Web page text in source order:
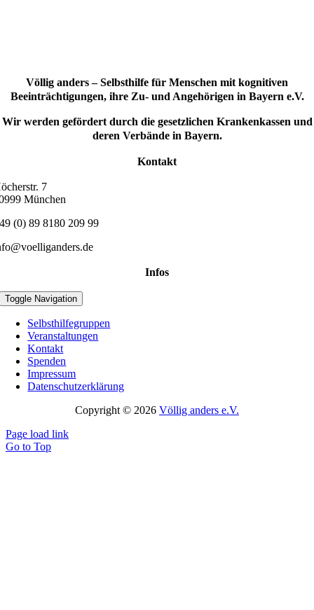
Völlig anders – Selbsthilfe für Menschen mit kognitiven
Beeinträchtigungen, ihre Zu- und Angehörigen in Bayern e.V.
Wir werden gefördert durch die gesetzlichen Krankenkassen und
deren Verbände in Bayern.
Kontakt
7
München
(0) 89 8180 209 99
Infos
Toggle Navigation
Selbsthilfegruppen
Veranstaltungen
Kontakt
Spenden
Impressum
Datenschutzerklärung
Copyright © 2026 Völlig anders e.V.
Page load link
Go to Top